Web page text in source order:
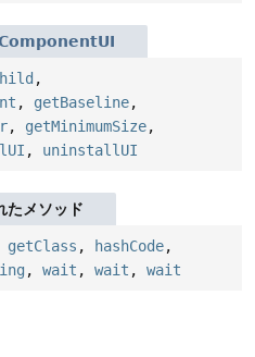
,
, getBaseline,
, getMinimumSize,
, uninstallUI
たメソッド
getClass , hashCode,
, wait , wait , wait